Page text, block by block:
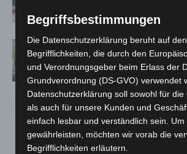
Langenhagen:
Promille aus dem
Begriffsbestimmungen
Die Datenschutzerklärung beruht auf den
Begrifflichkeiten, die durch den
und Verordnungsgeber beim Erlass der
Grundverordnung (DS-GVO) verwendet
Datenschutzerklärung soll sowohl für die
als auch für unsere Kunden und
einfach lesbar und verständlich sein. Um
gewährleisten, möchten wir vorab die
Begrifflichkeiten erläutern.